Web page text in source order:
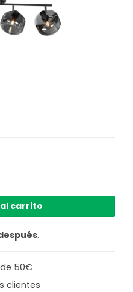
con cristal ahumado
carrito
.
50€
clientes